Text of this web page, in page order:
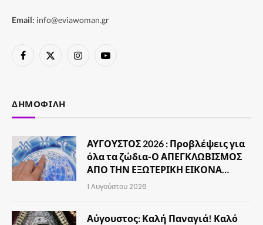
Email: info@eviawoman.gr
Facebook
X
InstagramYouTube
ΔΗΜΟΦΙΛΉ
ΑΥΓΟΥΣΤΟΣ 2026 : Προβλέψεις για
όλα τα ζώδια-Ο ΑΠΕΓΚΛΩΒΙΣΜΟΣ
ΑΠΟ ΤΗΝ ΕΞΩΤΕΡΙΚΗ ΕΙΚΟΝΑ…
1 Αυγούστου 2026
Αύγουστος: Καλή Παναγιά! Καλό